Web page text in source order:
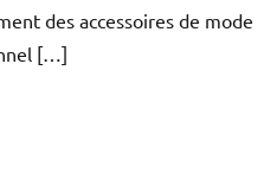
des accessoires de mode
[…]